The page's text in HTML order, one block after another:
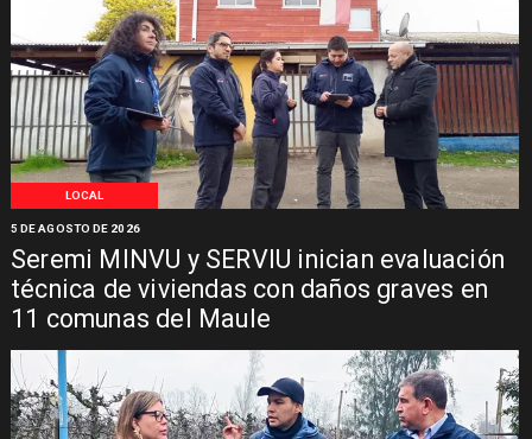
LOCAL
Seremi MINVU y SERVIU inician evaluación
técnica de viviendas con daños graves en
11 comunas del Maule
5 DE AGOSTO DE 2026